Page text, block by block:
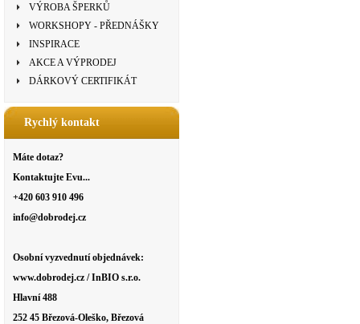
VÝROBA ŠPERKŮ
WORKSHOPY - PŘEDNÁŠKY
INSPIRACE
AKCE A VÝPRODEJ
DÁRKOVÝ CERTIFIKÁT
Rychlý kontakt
Máte dotaz?
Kontaktujte Evu...
+420 603 910 496
info@dobrodej.cz
Osobní vyzvednutí objednávek:
www.dobrodej.cz / InBIO s.r.o.
Hlavní 488
252 45 Březová-Oleško, Březová